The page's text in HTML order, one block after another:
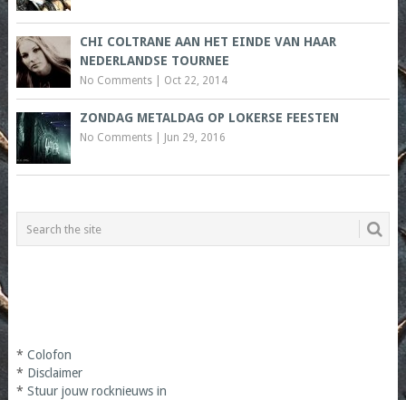
CHI COLTRANE AAN HET EINDE VAN HAAR
NEDERLANDSE TOURNEE
No Comments| Oct 22, 2014
ZONDAG METALDAG OP LOKERSE FEESTEN
No Comments| Jun 29, 2016
* Colofon
* Disclaimer
* Stuur jouw rocknieuws in